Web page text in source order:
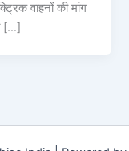
वाहनों की मांग
[…]